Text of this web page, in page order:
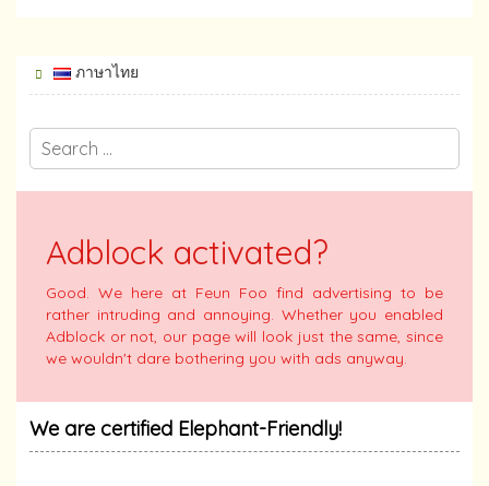
ภาษาไทย
Adblock activated?
Good. We here at Feun Foo find advertising to be
rather intruding and annoying. Whether you enabled
Adblock or not, our page will look just the same, since
we wouldn't dare bothering you with ads anyway.
We are certified Elephant-Friendly!